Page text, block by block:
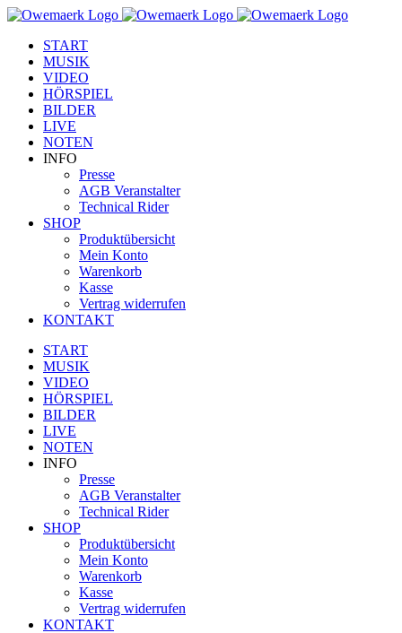
Zum
springen
Facebook
YouTube
Instagram
START
MUSIK
VIDEO
HÖRSPIEL
BILDER
LIVE
NOTEN
INFO
Presse
AGB Veranstalter
Technical Rider
SHOP
Produktübersicht
Mein Konto
Warenkorb
Kasse
Vertrag widerrufen
KONTAKT
START
MUSIK
VIDEO
HÖRSPIEL
BILDER
LIVE
NOTEN
INFO
Presse
AGB Veranstalter
Technical Rider
SHOP
Produktübersicht
Mein Konto
Warenkorb
Kasse
Vertrag widerrufen
KONTAKT